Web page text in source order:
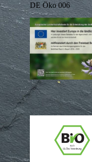
DE Öko 006